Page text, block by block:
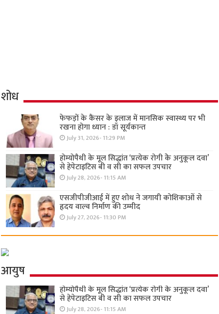
शोध
फेफड़ों के कैंसर के इलाज में मानसिक स्वास्थ्य पर भी
रखना होगा ध्यान : डॉ सूर्यकान्त
July 31, 2026- 11:29 PM
होम्योपैथी के मूल सिद्धांत ‘प्रत्येक रोगी केे अनुकूल दवा’
से हेपेटाइटिस बी व सी का सफल उपचार
July 28, 2026- 11:15 AM
एसजीपीजीआई में हुए शोध ने जगायी कोशिकाओं से
हृदय वाल्व निर्माण की उम्मीद
July 27, 2026- 11:30 PM
आयुष
होम्योपैथी के मूल सिद्धांत ‘प्रत्येक रोगी केे अनुकूल दवा’
से हेपेटाइटिस बी व सी का सफल उपचार
July 28, 2026- 11:15 AM